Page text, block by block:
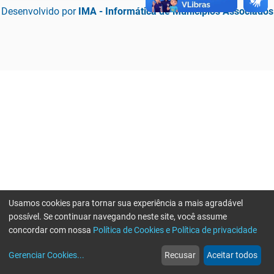
Desenvolvido por IMA - Informática de Municípios Associados
web
Notícias
more_horiz
Mais
Usamos cookies para tornar sua experiência a mais agradável
possível. Se continuar navegando neste site, você assume
concordar com nossa Política de Cookies e Política de privacidade
Gerenciar Cookies... Recusar Aceitar todos
Erro ao enviar informações, por favor tente novamente